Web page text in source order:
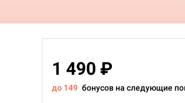
1 490 ₽
до 149 бонусов на следующие